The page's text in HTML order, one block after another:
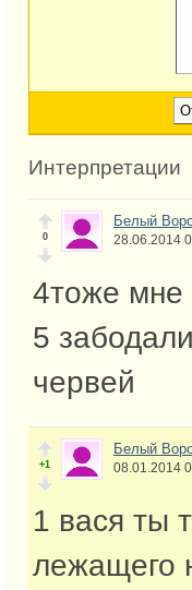
Интерпретации
0
Белый
28.06.2014
4тоже мне
5
червей
+1
Белый
08.01.2014
1 вася ты
лежащего